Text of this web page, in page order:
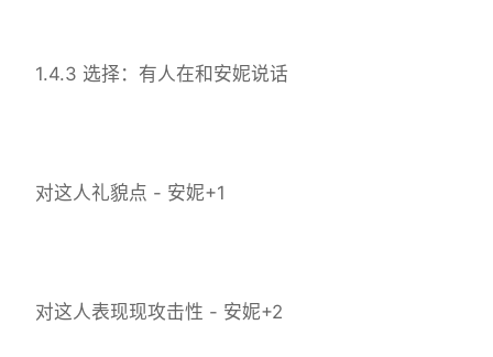
1.4.3 选择：有人在和安妮说话
对这人礼貌点 - 安妮+1
对这人表现现攻击性 - 安妮+2